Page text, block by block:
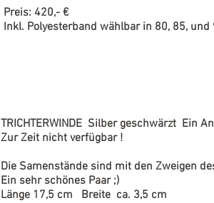
Preis: 420,- €
Inkl. Polyesterband wählbar in 80, 85, und
TRICHTERWINDE Silber geschwärzt Ein
Zur Zeit nicht verfügbar !
Die Samenstände sind mit den Zweigen
Ein sehr schönes Paar ;)
Länge 17,5 cm Breite ca. 3,5 cm